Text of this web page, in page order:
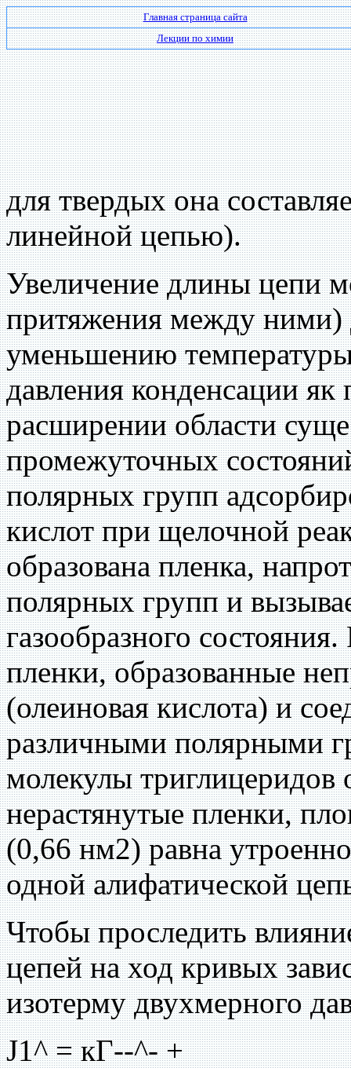
Главная страница сайта
Лекции по химии
для твердых она
линейной цепью).
Увеличение длины цепи
притяжения между ними)
уменьшению
давления конденсации
расширении области
промежуточных
полярных групп
кислот при щелочной
образована пленка,
полярных групп и
газообразного
пленки, образованные
(олеиновая кислота) и
различными полярными
молекулы триглицеридов
нерастянутые пленки,
(0,66 нм2) равна
одной алифатической
Чтобы проследить
цепей на ход кривых
изотерму двухмерного
J1^ = кГ--^- +